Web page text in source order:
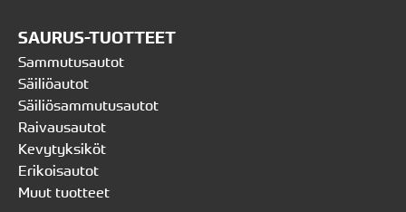
SAURUS-TUOTTEET
Sammutusautot
Säiliöautot
Säiliösammutusautot
Raivausautot
Kevytyksiköt
Erikoisautot
Muut tuotteet